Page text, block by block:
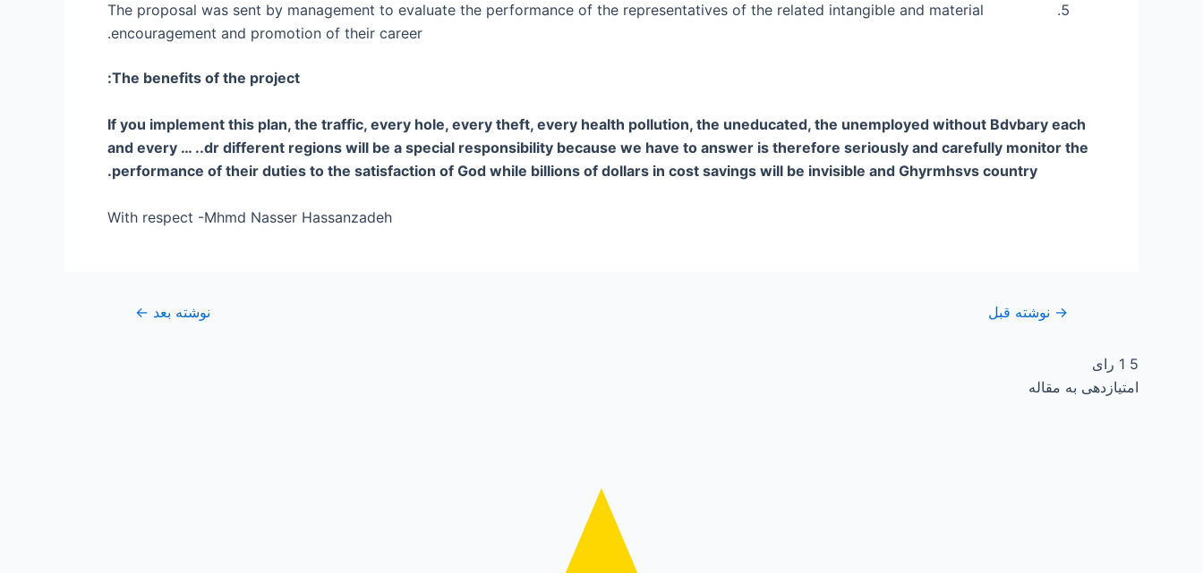
The proposal was sent by management to evaluate the performance of the representatives of the related intangible and material
encouragement and promotion of their career.
The benefits of the project:
If you implement this plan, the traffic, every hole, every theft, every health pollution, the uneducated, the unemployed without Bdvbary each
and every … ..dr different regions will be a special responsibility because we have to answer is therefore seriously and carefully monitor the
performance of their duties to the satisfaction of God while billions of dollars in cost savings will be invisible and Ghyrmhsvs country.
With respect -Mhmd Nasser Hassanzadeh
→ نوشته قبل نوشته بعد ←
5
1 رای
امتیازدهی به مقاله